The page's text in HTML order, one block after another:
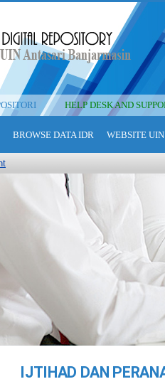
HELP DESK AND
BROWSE DATA IDR WEBSITE
IJTIHAD DAN